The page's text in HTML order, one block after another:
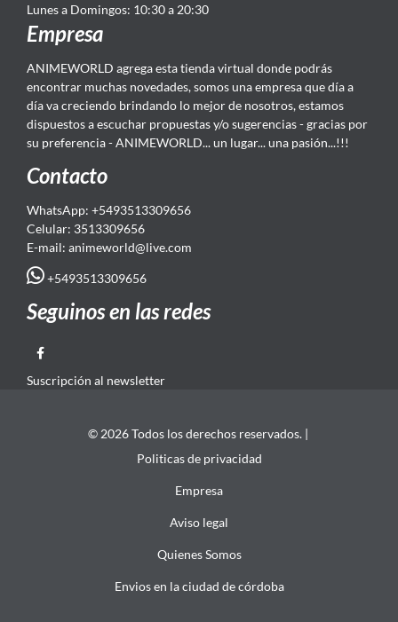
Lunes a Domingos: 10:30 a 20:30
Empresa
ANIMEWORLD agrega esta tienda virtual donde podrás
encontrar muchas novedades, somos una empresa que día a
día va creciendo brindando lo mejor de nosotros, estamos
dispuestos a escuchar propuestas y/o sugerencias - gracias por
su preferencia - ANIMEWORLD... un lugar... una pasión...!!!
Contacto
WhatsApp: +5493513309656
Celular: 3513309656
E-mail: animeworld@live.com
+5493513309656
Seguinos en las redes
Suscripción al newsletter
© 2026 Todos los derechos reservados. |
Politicas de privacidad
Empresa
Aviso legal
Quienes Somos
Envios en la ciudad de córdoba